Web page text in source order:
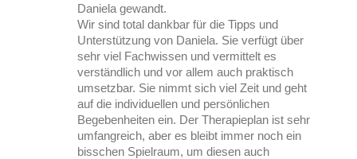
Daniela gewandt.
Wir sind total dankbar für die Tipps und
Unterstützung von Daniela. Sie verfügt über
sehr viel Fachwissen und vermittelt es
verständlich und vor allem auch praktisch
umsetzbar. Sie nimmt sich viel Zeit und geht
auf die individuellen und persönlichen
Begebenheiten ein. Der Therapieplan ist sehr
umfangreich, aber es bleibt immer noch ein
bisschen Spielraum, um diesen auch